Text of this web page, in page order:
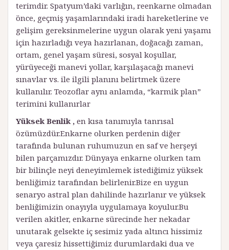
terimdir. Spatyum’daki varlığın, reenkarne olmadan
önce, geçmiş yaşamlarındaki iradi hareketlerine ve
gelişim gereksinmelerine uygun olarak yeni yaşamı
için hazırladığı veya hazırlanan, doğacağı zaman,
ortam, genel yaşam süresi, sosyal koşullar,
yürüyeceği manevi yollar, karşılaşacağı manevi
sınavlar vs. ile ilgili planını belirtmek üzere
kullanılır. Teozoflar aynı anlamda, “karmik plan”
terimini kullanırlar
Yüksek Benlik , en kısa tanımıyla tanrısal
özümüzdür.Enkarne olurken perdenin diğer
tarafında bulunan ruhumuzun en saf ve herşeyi
bilen parçamızdır. Dünyaya enkarne olurken tam
bir bilinçle neyi deneyimlemek istediğimiz yüksek
benliğimiz tarafından belirlenir.Bize en uygun
senaryo astral plan dahilinde hazırlanır ve yüksek
benliğimizin onayıyla uygulamaya koyulur.Bu
verilen akitler, enkarne sürecinde her nekadar
unutarak gelsekte iç sesimiz yada altıncı hissimiz
veya çaresiz hissettiğimiz durumlardaki dua ve